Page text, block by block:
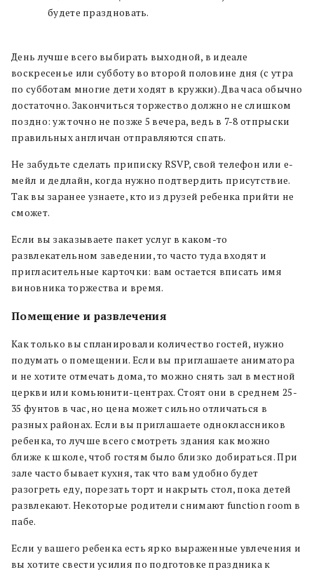
будете праздновать.
День лучше всего выбирать выходной, в идеале
воскресенье или субботу во второй половине дня (с утра
по субботам многие дети ходят в кружки). Два часа обычно
достаточно. Закончиться торжество должно не слишком
поздно: уж точно не позже 5 вечера, ведь в 7-8 отпрыски
правильных англичан отправляются спать.
Не забудьте сделать приписку RSVP, свой телефон или е-
мейл и дедлайн, когда нужно подтвердить присутствие.
Так вы заранее узнаете, кто из друзей ребенка прийти не
сможет.
Если вы заказываете пакет услуг в каком-то
развлекательном заведении, то часто туда входят и
пригласительные карточки: вам остается вписать имя
виновника торжества и время.
Помещение и развлечения
Как только вы спланировали количество гостей, нужно
подумать о помещении. Если вы приглашаете аниматора
и не хотите отмечать дома, то можно снять зал в местной
церкви или комьюнити-центрах. Стоят они в среднем 25-
35 фунтов в час, но цена может сильно отличаться в
разных районах. Если вы приглашаете одноклассников
ребенка, то лучше всего смотреть здания как можно
ближе к школе, чтоб гостям было близко добираться. При
зале часто бывает кухня, так что вам удобно будет
разогреть еду, порезать торт и накрыть стол, пока детей
развлекают. Некоторые родители снимают function room в
пабе.
Если у вашего ребенка есть ярко выраженные увлечения и
вы хотите свести усилия по подготовке праздника к